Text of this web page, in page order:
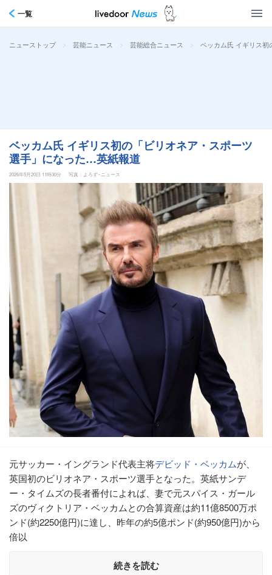
一覧
ニューストップ > 芸能ニュース > 芸能総合ニュース > ベッカム氏 イギリス
ベッカム氏 イギリス初の「ビリオネア・スポーツ
選手」になった…英紙報道
2026年5月20日 11時30分 写真：よろず~ニュース
元サッカー・イングランド代表主将デビッド・ベッカムが、
英国初のビリオネア・スポーツ選手となった。英紙サンデ
ー・タイムズの長者番付によれば、妻で元スパイス・ガール
ズのヴィクトリア・ベッカムとの合算資産は約11億8500万ポ
ンド(約2250億円)に達し、昨年の約5億ポンド(約950億円)から
倍以
続きを読む